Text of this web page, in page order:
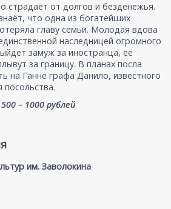
страдает от долгов и безденежья.
что одна из богатейших
главу семьи. Молодая вдова
наследницей огромного
замуж за иностранца, её
за границу. В планах посла
на Ганне графа Данило, известного
посольства.
– 1000 рублей
им. Заволокина